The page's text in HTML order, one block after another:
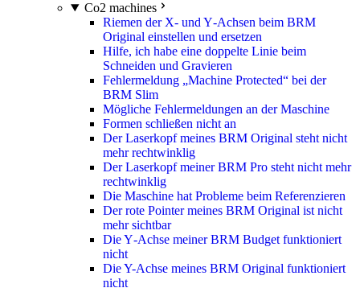
Co2 machines
Riemen der X‑ und Y‑Achsen beim BRM
Original einstellen und ersetzen
Hilfe, ich habe eine doppelte Linie beim
Schneiden und Gravieren
Fehlermeldung „Machine Protected“ bei der
BRM Slim
Mögliche Fehlermeldungen an der Maschine
Formen schließen nicht an
Der Laserkopf meines BRM Original steht nicht
mehr rechtwinklig
Der Laserkopf meiner BRM Pro steht nicht mehr
rechtwinklig
Die Maschine hat Probleme beim Referenzieren
Der rote Pointer meines BRM Original ist nicht
mehr sichtbar
Die Y‑Achse meiner BRM Budget funktioniert
nicht
Die Y-Achse meines BRM Original funktioniert
nicht